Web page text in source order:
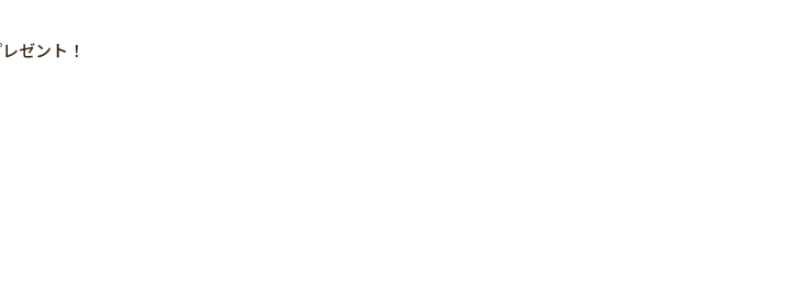
ゼント！